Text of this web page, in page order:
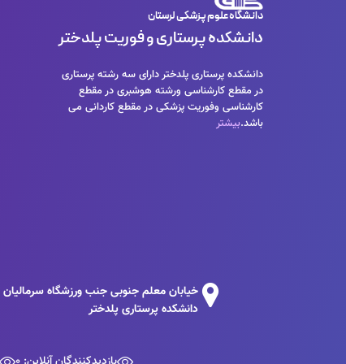
دانشگاه علوم پزشکی لرستان
دانشکده پرستاری و فوریت پلدختر
دانشکده پرستاری پلدختر دارای سه رشته پرستاری
در مقطع کارشناسی ورشته هوشبری در مقطع
کارشناسی وفوریت پزشکی در مقطع کاردانی می
باشد.بیشتر
خیابان معلم جنوبی جنب ورزشگاه سرمالیان
دانشکده پرستاری پلدختر